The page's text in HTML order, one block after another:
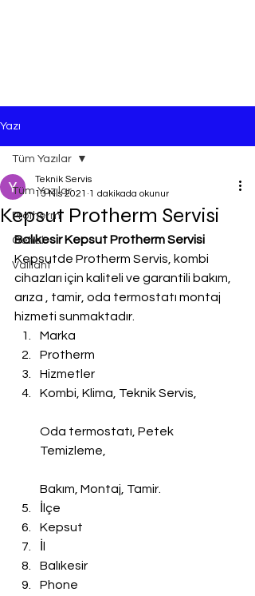
Yazı
Tüm Yazılar
Protherm
Genel
Vaillant
Tüm Yazılar
Kepsut Protherm Servisi
Teknik Servis
13 Nis 2021 1 dakikada okunur
Balıkesir Kepsut Protherm Servisi
Kepsutde Protherm Servis, kombi
cihazları için kaliteli ve garantili bakım,
arıza , tamir, oda termostatı montaj
hizmeti sunmaktadır.
Marka
Protherm
Hizmetler
Kombi, Klima, Teknik Servis,
Oda termostatı, Petek
Temizleme,
Bakım, Montaj, Tamir.
İlçe
Kepsut
Balıkesir
Phone